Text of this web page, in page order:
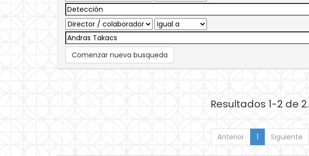
Comenzar nueva busqueda
Resultados 1-2 de 2.
Anterior 1 Siguiente